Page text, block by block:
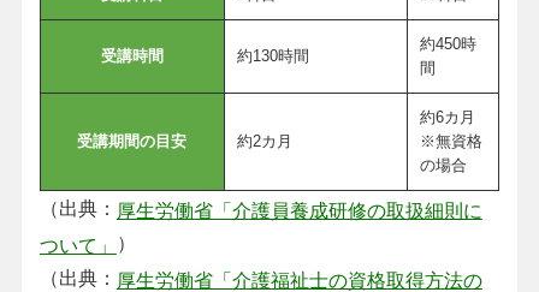
受講時間 約130時間
約450時
間
受講期間の目安 約2カ月
約6カ月
※無資格
の場合
（出典： 厚生労働省「介護員養成研修の取扱細則に
ついて」
）
（出典： 厚生労働省「介護福祉士の資格取得方法の